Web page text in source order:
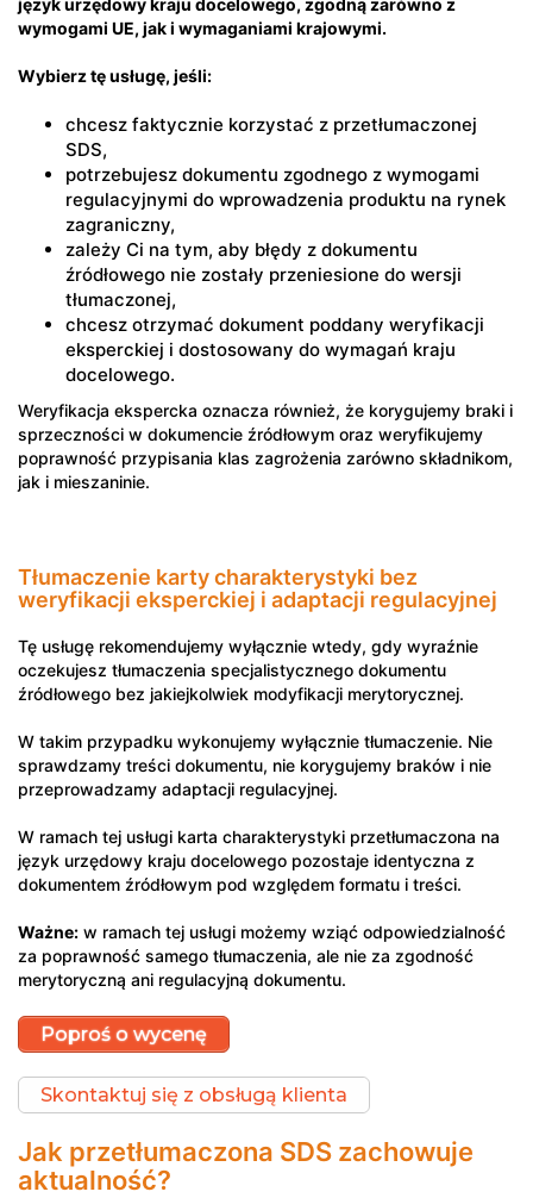
język urzędowy kraju docelowego, zgodną zarówno z
wymogami UE, jak i wymaganiami krajowymi.
Wybierz tę usługę, jeśli:
chcesz faktycznie korzystać z przetłumaczonej
SDS,
potrzebujesz dokumentu zgodnego z wymogami
regulacyjnymi do wprowadzenia produktu na rynek
zagraniczny,
zależy Ci na tym, aby błędy z dokumentu
źródłowego nie zostały przeniesione do wersji
tłumaczonej,
chcesz otrzymać dokument poddany weryfikacji
eksperckiej i dostosowany do wymagań kraju
docelowego.
Weryfikacja ekspercka oznacza również, że korygujemy braki i
sprzeczności w dokumencie źródłowym oraz weryfikujemy
poprawność przypisania klas zagrożenia zarówno składnikom,
jak i mieszaninie.
Tłumaczenie karty charakterystyki bez
weryfikacji eksperckiej i adaptacji regulacyjnej
Tę usługę rekomendujemy wyłącznie wtedy, gdy wyraźnie
oczekujesz tłumaczenia specjalistycznego dokumentu
źródłowego bez jakiejkolwiek modyfikacji merytorycznej.
W takim przypadku wykonujemy wyłącznie tłumaczenie. Nie
sprawdzamy treści dokumentu, nie korygujemy braków i nie
przeprowadzamy adaptacji regulacyjnej.
W ramach tej usługi karta charakterystyki przetłumaczona na
język urzędowy kraju docelowego pozostaje identyczna z
dokumentem źródłowym pod względem formatu i treści.
Ważne: w ramach tej usługi możemy wziąć odpowiedzialność
za poprawność samego tłumaczenia, ale nie za zgodność
merytoryczną ani regulacyjną dokumentu.
Poproś o wycenę
Skontaktuj się z obsługą klienta
Jak przetłumaczona SDS zachowuje
aktualność?